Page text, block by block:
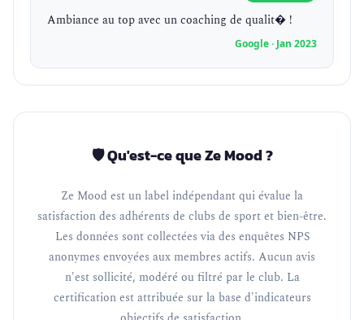
Ambiance au top avec un coaching de qualit� !
Google · Jan 2023
🛡️ Qu'est-ce que Ze Mood ?
Ze Mood est un label indépendant qui évalue la
satisfaction des adhérents de clubs de sport et bien-être.
Les données sont collectées via des enquêtes NPS
anonymes envoyées aux membres actifs. Aucun avis
n'est sollicité, modéré ou filtré par le club. La
certification est attribuée sur la base d'indicateurs